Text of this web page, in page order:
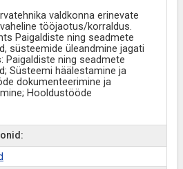
valdkonna erinevate
tööjaotus/korraldus.
Paigaldiste ning seadmete
süsteemide üleandmine jagati
Paigaldiste ning seadmete
Süsteemi häälestamine ja
dokumenteerimine ja
Hooldustööde